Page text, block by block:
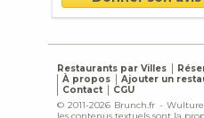
Restaurants par Villes
À propos
Ajouter un
Contact
CGU
© 2011-2026 Brunch.fr - Wulture